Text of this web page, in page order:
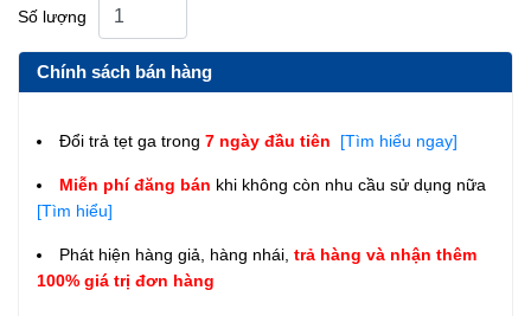
Số lượng
Chính sách bán hàng
Đổi trả tẹt ga trong 7 ngày đầu tiên [Tìm hiểu ngay]
Miễn phí đăng bán khi không còn nhu cầu sử dụng nữa
[Tìm hiểu]
Phát hiện hàng giả, hàng nhái, trả hàng và nhận thêm
100% giá trị đơn hàng